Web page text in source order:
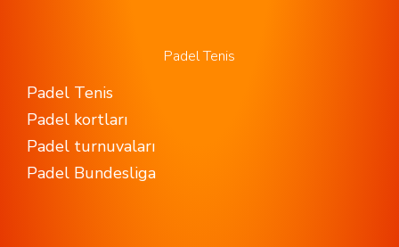
Padel Tenis
Padel Tenis
Padel kortları
Padel turnuvaları
Padel Bundesliga